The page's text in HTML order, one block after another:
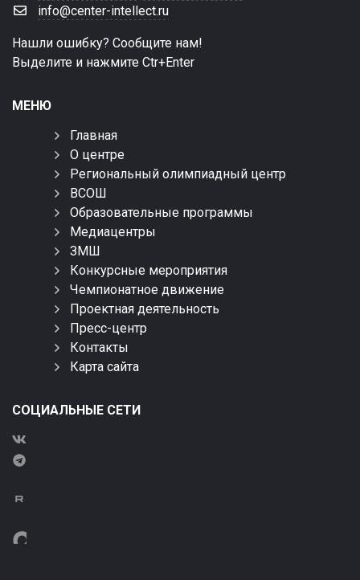
info@center-intellect.ru
Нашли ошибку? Сообщите нам!
Выделите и нажмите Ctr+Enter
МЕНЮ
Главная
О центре
Региональный олимпиадный центр
ВСОШ
Образовательные программы
Медиацентры
ЗМШ
Конкурсные мероприятия
Чемпионатное движение
Проектная деятельность
Пресс-центр
Контакты
Карта сайта
СОЦИАЛЬНЫЕ СЕТИ